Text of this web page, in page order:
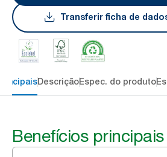
Transferir ficha de
DescriçãoEspec. do produto
Benefícios principais